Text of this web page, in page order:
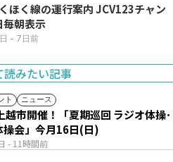
線の運行案内 JCV123チャン
毎朝表示
- 7日前
読みたい記事
ト ニュース
- 11時間前
越市開催！「夏期巡回 ラジオ体操･
操会」今月16日(日)